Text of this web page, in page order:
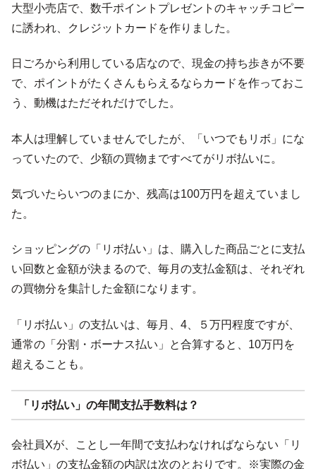
大型小売店で、数千ポイントプレゼントのキャッチコピー
に誘われ、クレジットカードを作りました。
日ごろから利用している店なので、現金の持ち歩きが不要
で、ポイントがたくさんもらえるならカードを作っておこ
う、動機はただそれだけでした。
本人は理解していませんでしたが、「いつでもリボ」にな
っていたので、少額の買物まですべてがリボ払いに。
気づいたらいつのまにか、残高は100万円を超えていまし
た。
ショッピングの「リボ払い」は、購入した商品ごとに支払
い回数と金額が決まるので、毎月の支払金額は、それぞれ
の買物分を集計した金額になります。
「リボ払い」の支払いは、毎月、4、５万円程度ですが、
通常の「分割・ボーナス払い」と合算すると、10万円を
超えることも。
「リボ払い」の年間支払手数料は？
会社員Xが、ことし一年間で支払わなければならない「リ
ボ払い」の支払金額の内訳は次のとおりです。※実際の金